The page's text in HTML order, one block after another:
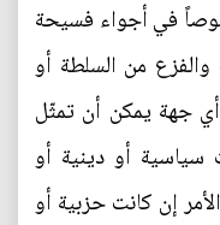
في أجواء فسيحة
من السلطة أو
أي جهة يمكن أن تمثّل
أو دينية أو
إن كانت حزبية أو